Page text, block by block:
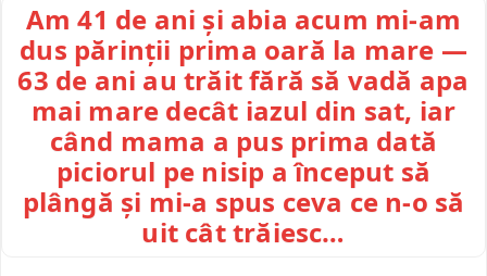
Am 41 de ani și abia acum mi-am
dus părinții prima oară la mare —
63 de ani au trăit fără să vadă apa
mai mare decât iazul din sat, iar
când mama a pus prima dată
piciorul pe nisip a început să
plângă și mi-a spus ceva ce n-o să
uit cât trăiesc…